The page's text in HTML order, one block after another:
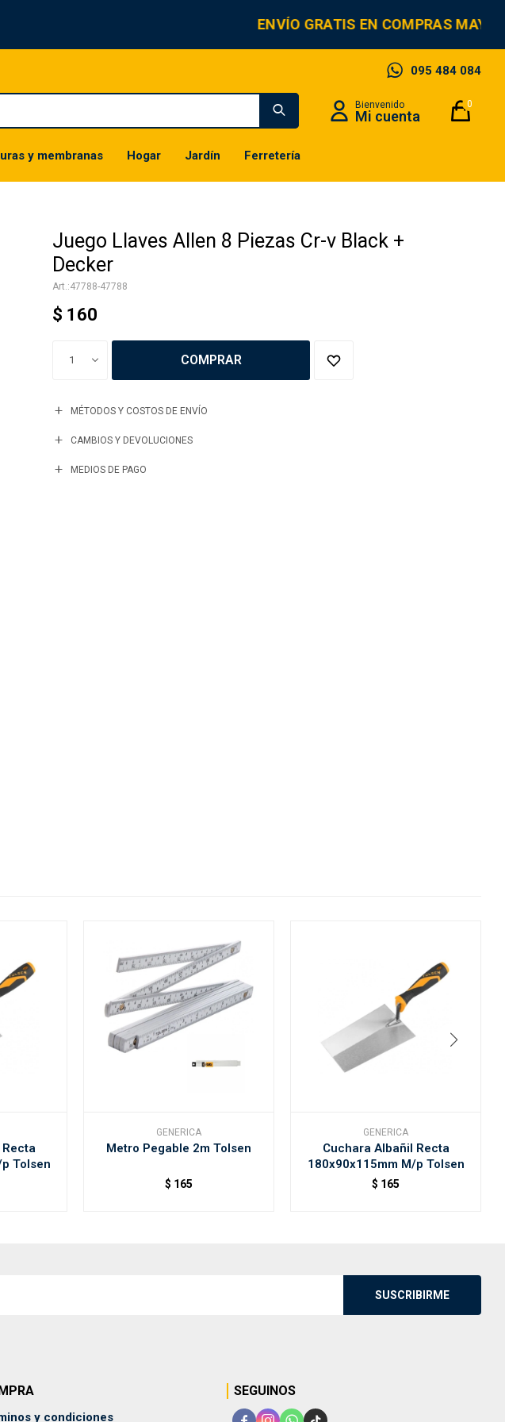
ENVÍO GRATIS EN COMPRAS
y membranas Hogar Jardín Ferretería
0
095 484 084
Juego Llaves Allen 8 Piezas Cr-v Black +
Decker
47788-47788
$ 160
1 COMPRAR
MÉTODOS Y COSTOS DE ENVÍO
CAMBIOS Y DEVOLUCIONES
MEDIOS DE PAGO
Tolsen
GENERICA
Metro Pegable 2m Tolsen
$ 165
GENERICA
Cuchara Albañil Recta
180x90x115mm M/p Tolsen
$ 165
SUSCRIBIRME
y condiciones
SEGUINOS